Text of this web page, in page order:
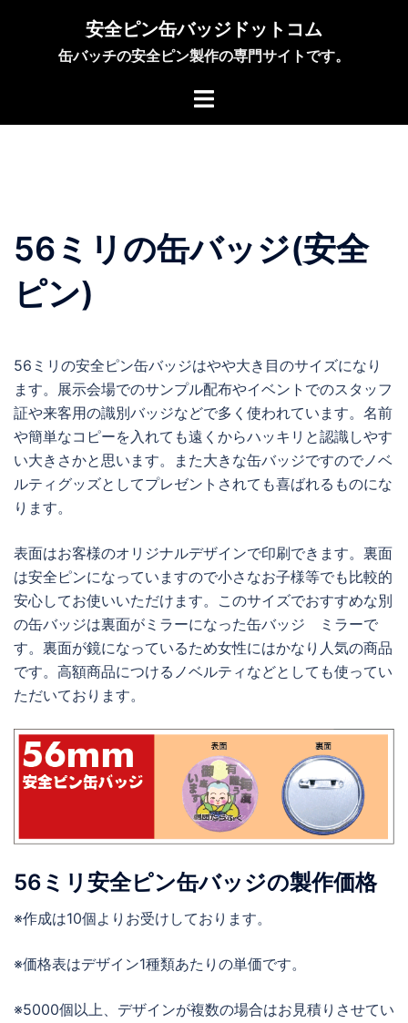
へ
安全ピン缶バッジドットコム
缶バッチの安全ピン製作の専門サイトです。
56ミリの缶バッジ(安全
ピン)
56ミリの安全ピン缶バッジはやや大き目のサイズになり
ます。展示会場でのサンプル配布やイベントでのスタッフ
証や来客用の識別バッジなどで多く使われています。名前
や簡単なコピーを入れても遠くからハッキリと認識しやす
い大きさかと思います。また大きな缶バッジですのでノベ
ルティグッズとしてプレゼントされても喜ばれるものにな
ります。
表面はお客様のオリジナルデザインで印刷できます。裏面
は安全ピンになっていますので小さなお子様等でも比較的
安心してお使いいただけます。このサイズでおすすめな別
の缶バッジは裏面がミラーになった缶バッジ ミラーで
す。裏面が鏡になっているため女性にはかなり人気の商品
です。高額商品につけるノベルティなどとしても使ってい
ただいております。
56ミリ安全ピン缶バッジの製作価格
※作成は10個よりお受けしております。
※価格表はデザイン1種類あたりの単価です。
※5000個以上、デザインが複数の場合はお見積りさせてい